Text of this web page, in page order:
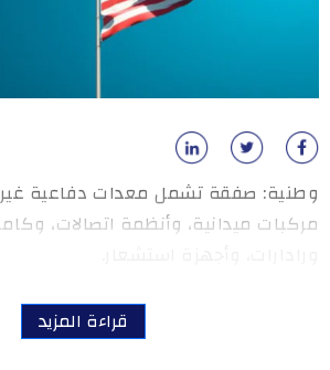
وطنية: صفقة تشمل معدات دفاعية غير
مركبات ميدانية، وأنظمة اتصالات،
قراءة المزيد